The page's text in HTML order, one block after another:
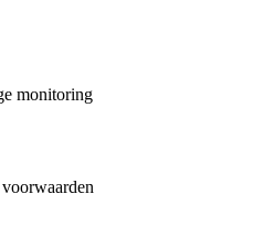
monitoring